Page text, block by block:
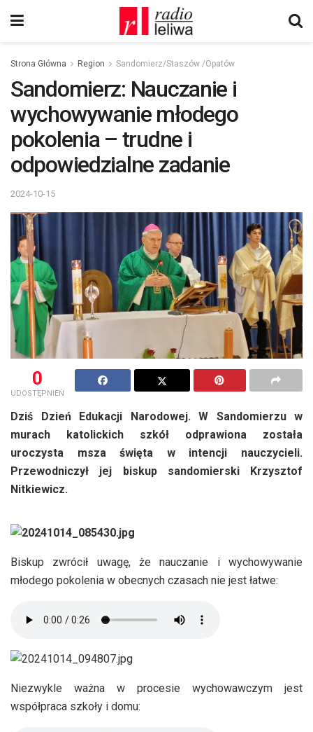
Strona Główna Region Sandomierz/Staszów /Opatów
Sandomierz: Nauczanie i
wychowywanie młodego
pokolenia – trudne i
odpowiedzialne zadanie
2024-10-15
0
UDOSTĘPNIEŃ
Dziś Dzień Edukacji Narodowej. W Sandomierzu w
murach katolickich szkół odprawiona została
uroczysta msza święta w intencji nauczycieli.
Przewodniczył jej biskup sandomierski Krzysztof
Nitkiewicz.
Biskup zwrócił uwagę, że nauczanie i wychowywanie
młodego pokolenia w obecnych czasach nie jest łatwe:
Niezwykle ważna w procesie wychowawczym jest
współpraca szkoły i domu: